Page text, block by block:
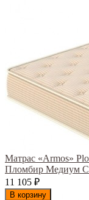
Матрас «Armos»
Пломбир Медиум С
11 105 ₽
В корзину